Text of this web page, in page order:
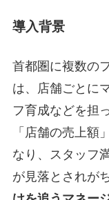
導入背景
首都圏に複数の
は、店舗ごとに
フ育成などを担
「店舗の売上額
なり、スタッフ
が見落とされが